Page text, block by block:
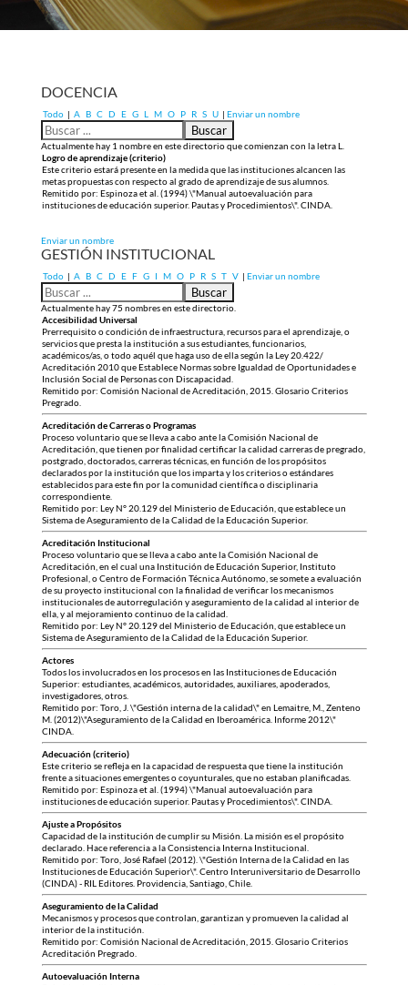
DOCENCIA
Todo | A B C D E G L M O P R S U | Enviar un nombre
Actualmente hay 1 nombre en este directorio que comienzan con la letra L.
Logro de aprendizaje (criterio)
Este criterio estará presente en la medida que las instituciones alcancen las
metas propuestas con respecto al grado de aprendizaje de sus alumnos.
Remitido por: Espinoza et al. (1994) \"Manual autoevaluación para
instituciones de educación superior. Pautas y Procedimientos\". CINDA.
Enviar un nombre
GESTIÓN INSTITUCIONAL
Todo | A B C D E F G I M O P R S T V | Enviar un nombre
Actualmente hay 75 nombres en este directorio.
Accesibilidad Universal
Prerrequisito o condición de infraestructura, recursos para el aprendizaje, o
servicios que presta la institución a sus estudiantes, funcionarios,
académicos/as, o todo aquél que haga uso de ella según la Ley 20.422/
Acreditación 2010 que Establece Normas sobre Igualdad de Oportunidades e
Inclusión Social de Personas con Discapacidad.
Remitido por: Comisión Nacional de Acreditación, 2015. Glosario Criterios
Pregrado.
Acreditación de Carreras o Programas
Proceso voluntario que se lleva a cabo ante la Comisión Nacional de
Acreditación, que tienen por finalidad certificar la calidad carreras de pregrado,
postgrado, doctorados, carreras técnicas, en función de los propósitos
declarados por la institución que los imparta y los criterios o estándares
establecidos para este fin por la comunidad científica o disciplinaria
correspondiente.
Remitido por: Ley N° 20.129 del Ministerio de Educación, que establece un
Sistema de Aseguramiento de la Calidad de la Educación Superior.
Acreditación Institucional
Proceso voluntario que se lleva a cabo ante la Comisión Nacional de
Acreditación, en el cual una Institución de Educación Superior, Instituto
Profesional, o Centro de Formación Técnica Autónomo, se somete a evaluación
de su proyecto institucional con la finalidad de verificar los mecanismos
institucionales de autorregulación y aseguramiento de la calidad al interior de
ella, y al mejoramiento continuo de la calidad.
Remitido por: Ley N° 20.129 del Ministerio de Educación, que establece un
Sistema de Aseguramiento de la Calidad de la Educación Superior.
Actores
Todos los involucrados en los procesos en las Instituciones de Educación
Superior: estudiantes, académicos, autoridades, auxiliares, apoderados,
investigadores, otros.
Remitido por: Toro, J. \"Gestión interna de la calidad\" en Lemaitre, M., Zenteno
M. (2012)\"Aseguramiento de la Calidad en Iberoamérica. Informe 2012\"
CINDA.
Adecuación (criterio)
Este criterio se refleja en la capacidad de respuesta que tiene la institución
frente a situaciones emergentes o coyunturales, que no estaban planificadas.
Remitido por: Espinoza et al. (1994) \"Manual autoevaluación para
instituciones de educación superior. Pautas y Procedimientos\". CINDA.
Ajuste a Propósitos
Capacidad de la institución de cumplir su Misión. La misión es el propósito
declarado. Hace referencia a la Consistencia Interna Institucional.
Remitido por: Toro, José Rafael (2012). \"Gestión Interna de la Calidad en las
Instituciones de Educación Superior\". Centro Interuniversitario de Desarrollo
(CINDA) - RIL Editores. Providencia, Santiago, Chile.
Aseguramiento de la Calidad
Mecanismos y procesos que controlan, garantizan y promueven la calidad al
interior de la institución.
Remitido por: Comisión Nacional de Acreditación, 2015. Glosario Criterios
Acreditación Pregrado.
Autoevaluación Interna